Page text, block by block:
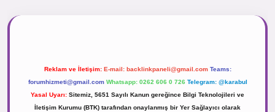
Reklam ve İletişim: E-mail: backlinkpaneli@gmail.com Teams:
forumhizmeti@gmail.com Whatsapp: 0262 606 0 726 Telegram: @karabul
Yasal Uyarı: Sitemiz, 5651 Sayılı Kanun gereğince Bilgi Teknolojileri ve
İletişim Kurumu (BTK) tarafından onaylanmış bir Yer Sağlayıcı olarak